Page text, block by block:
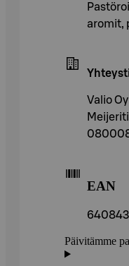
aromit,
Valio Oy
EAN
Päivitämme